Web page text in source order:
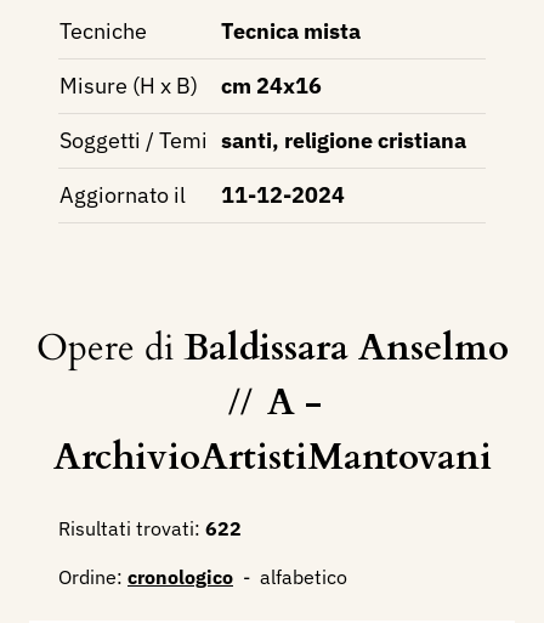
Tecniche
Tecnica mista
Misure (H x B)
cm 24x16
Soggetti / Temi santi, religione cristiana
Aggiornato il
11-12-2024
Opere diBaldissara Anselmo
// A -
ArchivioArtistiMantovani
Risultati trovati: 622
Ordine: cronologico - alfabetico